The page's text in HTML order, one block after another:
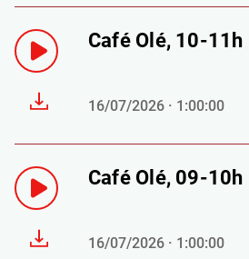
Café Olé, 10-
16/07/2026 · 1:00:00
Café Olé, 09-
16/07/2026 · 1:00:00